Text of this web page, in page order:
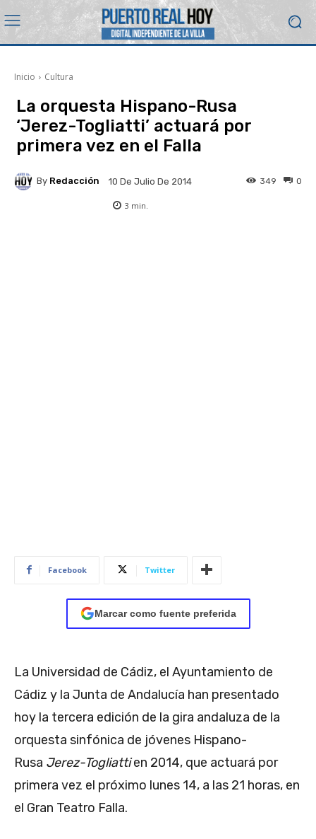
Inicio Cultura
La orquesta Hispano-Rusa
‘Jerez-Togliatti’ actuará por
primera vez en el Falla
By Redacción 10 De Julio De 2014 0
349
3 min.
Facebook Twitter
Marcar como fuente preferida
La Universidad de Cádiz, el Ayuntamiento de
Cádiz y la Junta de Andalucía han presentado
hoy la tercera edición de la gira andaluza de la
orquesta sinfónica de jóvenes Hispano-
Rusa Jerez-Togliattien 2014, que actuará por
primera vez el próximo lunes 14, a las 21 horas, en
el Gran Teatro Falla.